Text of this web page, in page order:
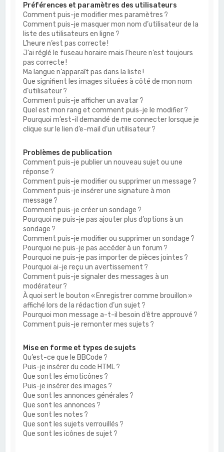
Préférences et paramètres des utilisateurs
Comment puis-je modifier mes paramètres ?
Comment puis-je masquer mon nom d’utilisateur de la
liste des utilisateurs en ligne ?
L’heure n’est pas correcte !
J’ai réglé le fuseau horaire mais l’heure n’est toujours
pas correcte !
Ma langue n’apparaît pas dans la liste !
Que signifient les images situées à côté de mon nom
d’utilisateur ?
Comment puis-je afficher un avatar ?
Quel est mon rang et comment puis-je le modifier ?
Pourquoi m’est-il demandé de me connecter lorsque je
clique sur le lien d’e-mail d’un utilisateur ?
Problèmes de publication
Comment puis-je publier un nouveau sujet ou une
réponse ?
Comment puis-je modifier ou supprimer un message ?
Comment puis-je insérer une signature à mon
message ?
Comment puis-je créer un sondage ?
Pourquoi ne puis-je pas ajouter plus d’options à un
sondage ?
Comment puis-je modifier ou supprimer un sondage ?
Pourquoi ne puis-je pas accéder à un forum ?
Pourquoi ne puis-je pas importer de pièces jointes ?
Pourquoi ai-je reçu un avertissement ?
Comment puis-je signaler des messages à un
modérateur ?
À quoi sert le bouton « Enregistrer comme brouillon »
affiché lors de la rédaction d’un sujet ?
Pourquoi mon message a-t-il besoin d’être approuvé ?
Comment puis-je remonter mes sujets ?
Mise en forme et types de sujets
Qu’est-ce que le BBCode ?
Puis-je insérer du code HTML ?
Que sont les émoticônes ?
Puis-je insérer des images ?
Que sont les annonces générales ?
Que sont les annonces ?
Que sont les notes ?
Que sont les sujets verrouillés ?
Que sont les icônes de sujet ?